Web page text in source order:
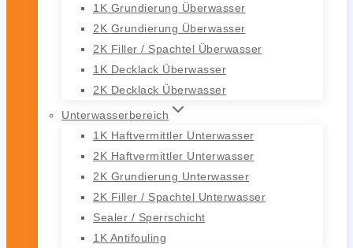
1K Grundierung Überwasser
2K Grundierung Überwasser
2K Filler / Spachtel Überwasser
1K Decklack Überwasser
2K Decklack Überwasser
Unterwasserbereich
1K Haftvermittler Unterwasser
2K Haftvermittler Unterwasser
2K Grundierung Unterwasser
2K Filler / Spachtel Unterwasser
Sealer / Sperrschicht
1K Antifouling